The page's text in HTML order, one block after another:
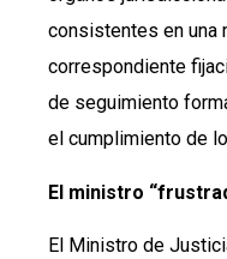
consistentes en una
correspondiente
de seguimiento
el cumplimiento de
El ministro
El Ministro de